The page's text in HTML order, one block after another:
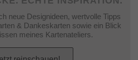
neue Designideen, wertvolle Tipps
& Dankeskarten sowie ein Blick
meines Kartenateliers.